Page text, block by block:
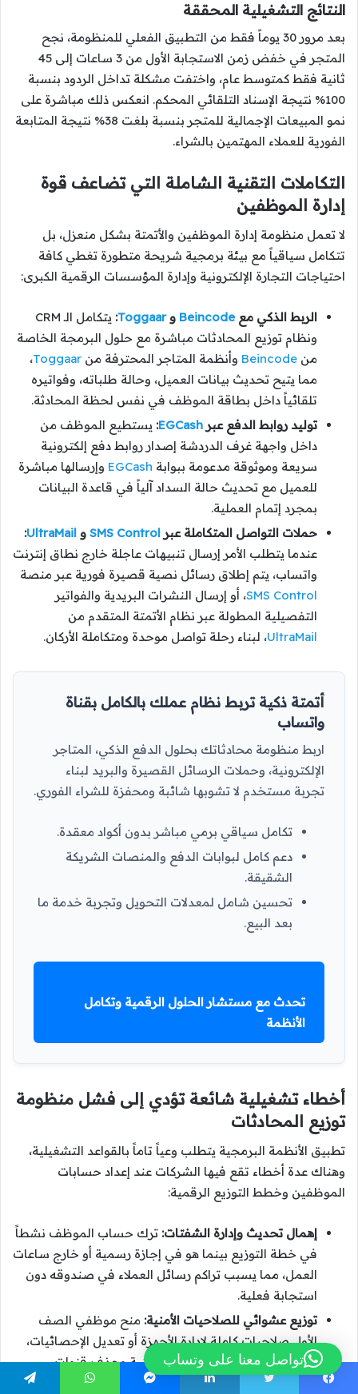
النتائج التشغيلية المحققة
بعد مرور 30 يوماً فقط من التطبيق الفعلي للمنظومة، نجح
المتجر في خفض زمن الاستجابة الأول من 3 ساعات إلى 45
ثانية فقط كمتوسط عام، واختفت مشكلة تداخل الردود بنسبة
100% نتيجة الإسناد التلقائي المحكم. انعكس ذلك مباشرة على
نمو المبيعات الإجمالية للمتجر بنسبة بلغت 38% نتيجة المتابعة
الفورية للعملاء المهتمين بالشراء.
التكاملات التقنية الشاملة التي تضاعف قوة
إدارة الموظفين
لا تعمل منظومة إدارة الموظفين والأتمتة بشكل منعزل، بل
تتكامل سياقياً مع بيئة برمجية شريحة متطورة تغطي كافة
احتياجات التجارة الإلكترونية وإدارة المؤسسات الرقمية الكبرى:
الربط الذكي معBeincode وToggaar
:
يتكامل الـ CRM
ونظام توزيع المحادثات مباشرة مع حلول البرمجة الخاصة
من Beincode وأنظمة المتاجر المحترفة من Toggaar،
مما يتيح تحديث بيانات العميل، وحالة طلباته، وفواتيره
تلقائياً داخل بطاقة الموظف في نفس لحظة المحادثة.
توليد روابط الدفع عبر EGCash
: يستطيع الموظف من
داخل واجهة غرف الدردشة إصدار روابط دفع إلكترونية
سريعة وموثوقة مدعومة ببوابة EGCash وإرسالها مباشرة
للعميل مع تحديث حالة السداد آلياً في قاعدة البيانات
بمجرد إتمام العملية.
حملات التواصل المتكاملة عبر SMS Control و UltraMail
:
عندما يتطلب الأمر إرسال تنبيهات عاجلة خارج نطاق إنترنت
واتساب، يتم إطلاق رسائل نصية قصيرة فورية عبر منصة
SMS Control، أو إرسال النشرات البريدية والفواتير
التفصيلية المطولة عبر نظام الأتمتة المتقدم من
UltraMail، لبناء رحلة تواصل موحدة ومتكاملة الأركان.
أتمتة ذكية تربط نظام عملك بالكامل بقناة
واتساب
اربط منظومة محادثاتك بحلول الدفع الذكي، المتاجر
الإلكترونية، وحملات الرسائل القصيرة والبريد لبناء
تجربة مستخدم لا تشوبها شائبة ومحفزة للشراء الفوري.
تكامل سياقي برمي مباشر بدون أكواد معقدة.
دعم كامل لبوابات الدفع والمنصات الشريكة
الشقيقة.
تحسين شامل لمعدلات التحويل وتجربة خدمة ما
بعد البيع.
تحدث مع مستشار الحلول الرقمية وتكامل
الأنظمة
أخطاء تشغيلية شائعة تؤدي إلى فشل منظومة
توزيع المحادثات
تطبيق الأنظمة البرمجية يتطلب وعياً تاماً بالقواعد التشغيلية،
وهناك عدة أخطاء تقع فيها الشركات عند إعداد حسابات
الموظفين وخطط التوزيع الرقمية:
إهمال تحديث وإدارة الشفتات: ترك حساب الموظف نشطاً
في خطة التوزيع بينما هو في إجازة رسمية أو خارج ساعات
العمل، مما يسبب تراكم رسائل العملاء في صندوقه دون
استجابة فعلية.
توزيع عشوائي للصلاحيات الأمنية: منح موظفي الصف
الأول صلاحيات كاملة لإدارة الأجهزة أو تعديل الإحصائيات،
مما يرفع من مخاطر الأخطاء التقنية وحذف قنوات
الاتصال بالخطأ.
تواصل معنا على وتساب